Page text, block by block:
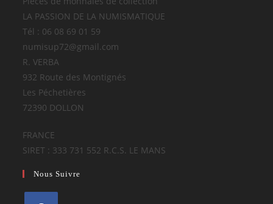
LA PASSION DE LA NUMISMATIQUE
Tél : 06 08 69 01 59
numisup72@gmail.com
R. VERBA
932 Route des Montignés
Les Péchetières
72390 DOLLON
FRANCE
SIRET : 333 731 552 R.C.S. LE MANS
Nous Suivre